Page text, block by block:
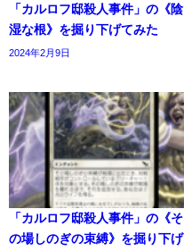
「カルロフ邸殺人事件」の《陰
湿な根》を掘り下げてみた
2024年2月9日
「カルロフ邸殺人事件」の《そ
の場しのぎの束縛》を掘り下げ